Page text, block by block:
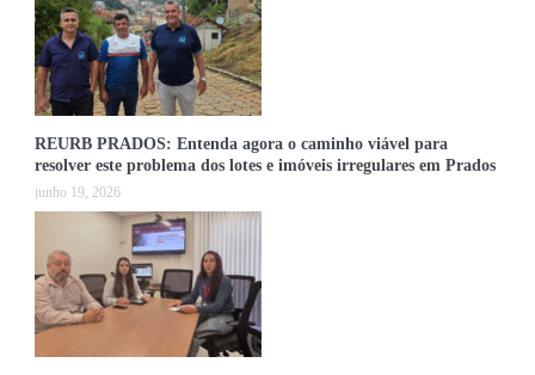
REURB PRADOS: Entenda agora o caminho viável para
resolver este problema dos lotes e imóveis irregulares em Prados
junho 19, 2026